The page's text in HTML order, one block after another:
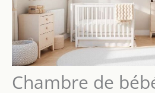
Chambre de